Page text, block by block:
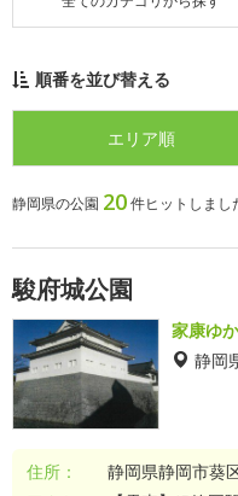
順番を並び替える
エリア順
静岡県の公園 20件ヒットしまし
駿府城公園
家康ゆ
静岡
住所：
静岡県静岡市葵